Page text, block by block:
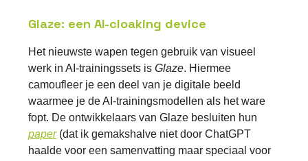
Glaze: een AI-cloaking device
Het nieuwste wapen tegen gebruik van visueel
werk in AI-trainingssets is Glaze. Hiermee
camoufleer je een deel van je digitale beeld
waarmee je de AI-trainingsmodellen als het ware
fopt. De ontwikkelaars van Glaze besluiten hun
paper(dat ik gemakshalve niet door ChatGPT
haalde voor een samenvatting maar speciaal voor